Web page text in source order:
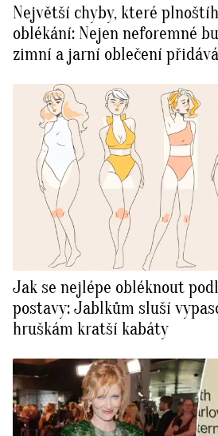
Tvoření
Rady a tipy
BurdaMedia
Extra
SVĚT ŽENY -
SADA
Největší chyby, které
oblékání: Nejen neforemné
zimní a jarní oblečení
Jak se nejlépe obléknout
postavy: Jablkům sluší
hruškám kratší kabáty